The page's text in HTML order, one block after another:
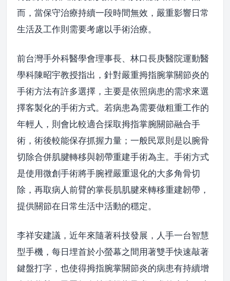
而，當保守治療持續一段時間無效，嚴重影響日常
生活及工作則需要考慮以手術治療。
前台灣手外科醫學會理事長、林口長庚醫院運動醫
學科陳昭宇教授指出，針對嚴重拇指腕掌關節炎的
手術方法有許多選擇，主要是依照病患的需求來選
擇客製化的手術方式。若病患為需要做粗重工作的
年輕人，則會比較適合採取拇指掌腕關節融合手
術，術後較能保存抓握力量；一般民眾則是以腕骨
切除合併肌腱轉移與韌帶重建手術為主。手術方式
是使用微創手術將手腕裡嚴重退化的大多角骨切
除，再取病人前臂的掌長肌肌腱來轉移重建韌帶，
提供關節在日常生活中活動的穩定。
李祥安建議，近年來隨著科技發展，人手一台智慧
型手機，每日埋首於小螢幕之間用著雙手快速敲著
鍵盤打字，也使得拇指腕掌關節炎的病患有持續增